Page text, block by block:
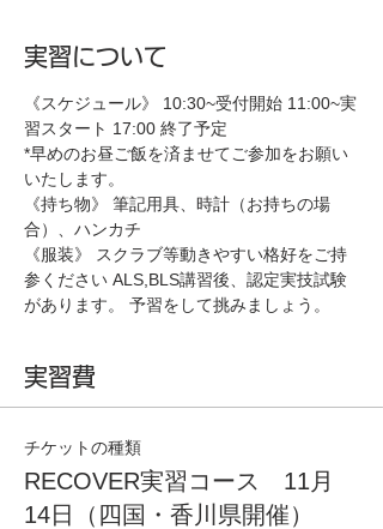
実習について
《スケジュール》 10:30~受付開始 11:00~実
習スタート 17:00 終了予定
*早めのお昼ご飯を済ませてご参加をお願い
いたします。
《持ち物》 筆記用具、時計（お持ちの場
合）、ハンカチ
《服装》 スクラブ等動きやすい格好をご持
参ください ALS,BLS講習後、認定実技試験
があります。 予習をして挑みましょう。
実習費
チケットの種類
RECOVER実習コース 11月
14日（四国・香川県開催）